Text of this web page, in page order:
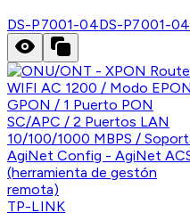
DS-P7001-04DS-P7001-04
TP-LINK